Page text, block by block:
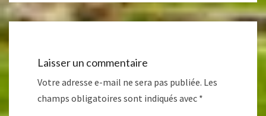
Laisser un commentaire
Votre adresse e-mail ne sera pas publiée. Les
champs obligatoires sont indiqués avec *